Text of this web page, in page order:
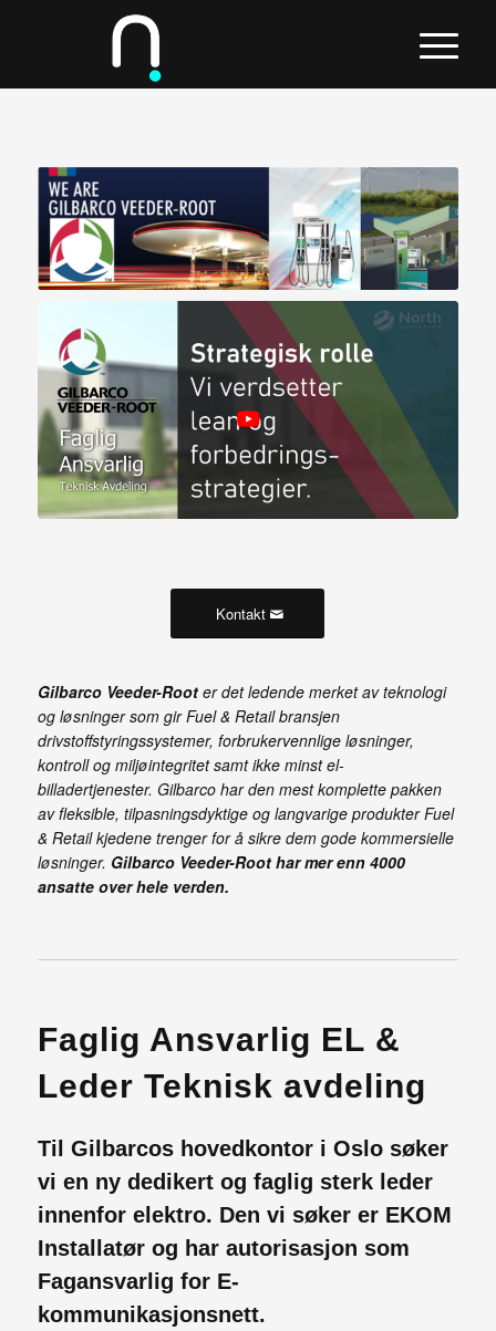
Kontakt
Gilbarco Veeder-Root er det ledende merket av teknologi
og løsninger som gir Fuel & Retail bransjen
drivstoffstyringssystemer, forbrukervennlige løsninger,
kontroll og miljøintegritet samt ikke minst el-
billadertjenester. Gilbarco har den mest komplette pakken
av fleksible, tilpasningsdyktige og langvarige produkter Fuel
& Retail kjedene trenger for å sikre dem gode kommersielle
løsninger. Gilbarco Veeder-Root har mer enn 4000
ansatte over hele verden.
Faglig Ansvarlig EL &
Leder Teknisk avdeling
Til Gilbarcos hovedkontor i Oslo søker
vi en ny dedikert og faglig sterk leder
innenfor elektro. Den vi søker er EKOM
Installatør og har autorisasjon som
Fagansvarlig for E-
kommunikasjonsnett.